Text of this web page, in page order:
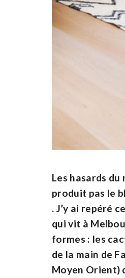
Les hasards
produit pas le
. J’y ai repéré
qui vit à
formes : les
de la main de
Moyen Orient)